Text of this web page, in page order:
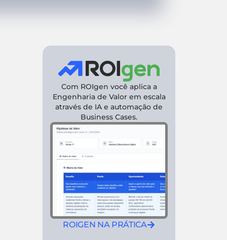
Com ROIgen você aplica a
Engenharia de Valor em escala
através de IA e automação de
Business Cases.
ROIGEN NA PRÁTICA